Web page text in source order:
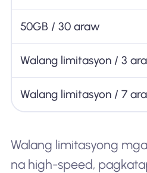
50GB / 30 araw
Walang limitasyon / 3
Walang limitasyon / 7
Walang limitasyong
na high-speed,